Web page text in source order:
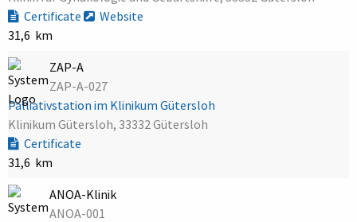
Certificate
Website
31,6 km
ZAP-A
ZAP-A-027
Palliativstation im Klinikum Gütersloh
Klinikum Gütersloh, 33332 Gütersloh
Certificate
31,6 km
ANOA-Klinik
ANOA-001